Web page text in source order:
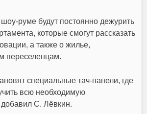
руме будут постоянно дежурить
которые смогут рассказать
, а также ожилье,
переселенцам.
специальные тач-панели, где
всю необходимую
С. Лёвкин.